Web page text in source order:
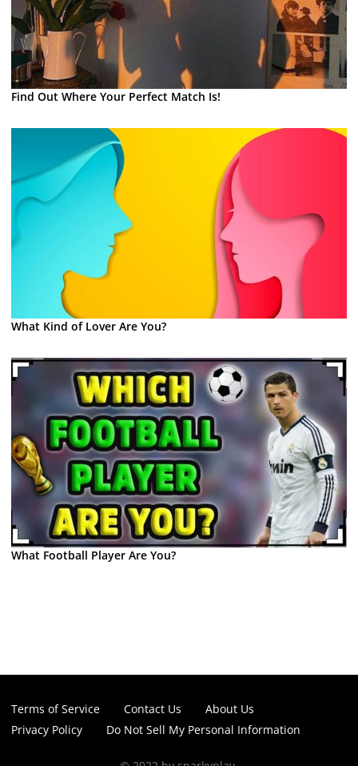
Find Out Where Your Perfect Match Is!
What Kind of Lover Are You?
What Football Player Are You?
Terms of Service Contact Us
About Us
Privacy Policy
Do Not Sell My Personal Information